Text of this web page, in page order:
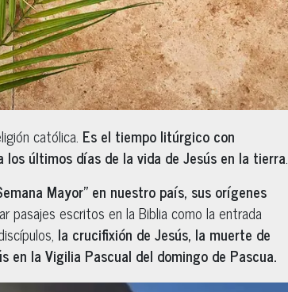
católica. Es el tiempo litúrgico con
últimos días de la vida de Jesús en la tierra.
Mayor” en nuestro país, sus orígenes
pasajes escritos en la Biblia como la entrada
la crucifixión de Jesús, la muerte de
en la Vigilia Pascual del domingo de Pascua.